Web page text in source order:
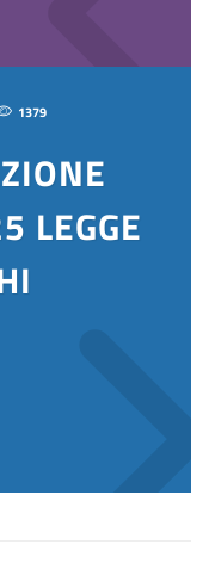
1379
LEGGE